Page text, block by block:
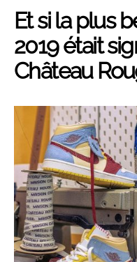
Et si la plus
2019 était
Château